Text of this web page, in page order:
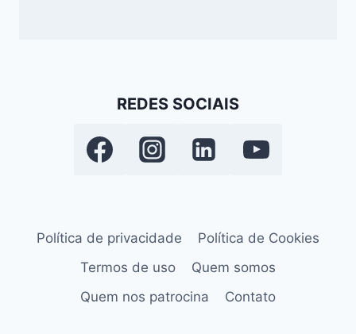
REDES SOCIAIS
Política de privacidade
Política de Cookies
Termos de uso
Quem somos
Quem nos patrocina
Contato